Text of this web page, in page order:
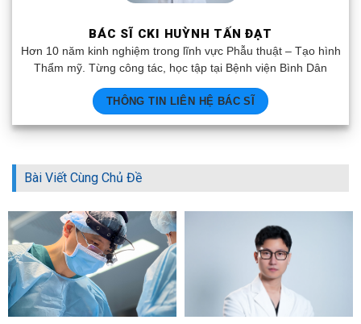
BÁC SĨ CKI HUỲNH TẤN ĐẠT
Hơn 10 năm kinh nghiệm trong lĩnh vực Phẫu thuật – Tạo hình
Thẩm mỹ. Từng công tác, học tập tại Bệnh viện Bình Dân
THÔNG TIN LIÊN HỆ BÁC SĨ
Bài Viết Cùng Chủ Đề